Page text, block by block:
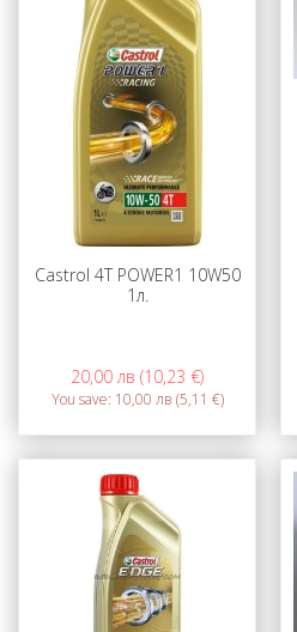
Castrol 4T POWER1 10W50
1л.
20,00 лв (10,23 €)
You save: 10,00 лв (5,11 €)